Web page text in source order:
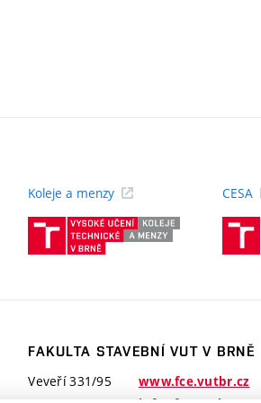
Koleje a menzy
(externí
CESA
FAKULTA STAVEBNÍ VUT V BRNĚ
Veveří 331/95
www.fce.vutbr.cz